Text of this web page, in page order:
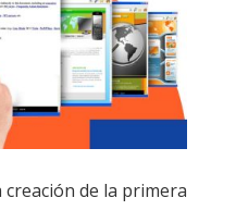
creación de la primera